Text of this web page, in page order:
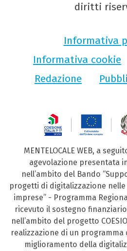
diritti
Informativa
Informativa cookie
Redazione
MENTELOCALE WEB, a
agevolazione presentata
nell’ambito del Bando
progetti di digitalizzazione
imprese” - Programma
ricevuto il sostegno finanziario
nell’ambito del progetto
realizzazione di un
miglioramento della